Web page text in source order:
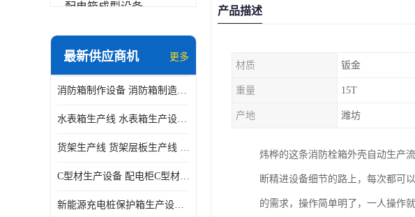
配电箱成型设备
其他
最新供应商机 更多
消防箱制作设备 消防箱制造需要哪些设备
水表箱生产线 水表箱生产设备 加工水表箱需要的设备
货架生产线 货架层板生产线 货架立柱生产线
C型材生产设备 配电柜C型材成型设备 配电柜型材生产线
新能源充电桩保护箱生产设备 充电保护箱生产线
产品描述
材质 钣金
重量 15T
产地 潍坊
炜桦的这条消防栓箱外壳自动生产
断精进设备细节的路上，每次都可
的需求，操作简单明了，一人操作就